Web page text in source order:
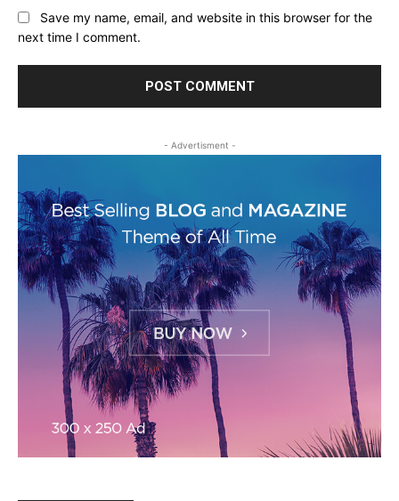
Save my name, email, and website in this browser for the
next time I comment.
- Advertisment -